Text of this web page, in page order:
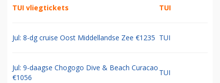
TUI vliegtickets TUI
Jul: 8-dg cruise Oost Middellandse Zee €1235 TUI
Jul: 9-daagse Chogogo Dive & Beach Curacao
€1056
TUI